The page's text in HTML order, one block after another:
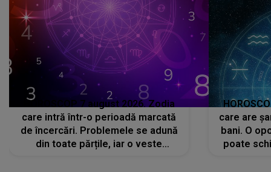
HOROSCOP 7 august 2026. Zodia
care intră într-o perioadă marcată
de încercări. Problemele se adună
din toate părțile, iar o veste
care are
bani. O
poate